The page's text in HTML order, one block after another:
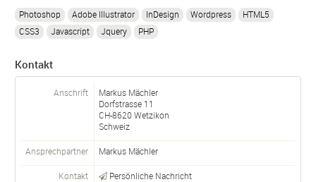
Photoshop Adobe Illustrator InDesign Wordpress
HTML5
CSS3
Javascript Jquery PHP
Kontakt
Anschrift
Markus Mächler
Dorfstrasse 11
CH-8620Wetzikon
Schweiz
Ansprechpartner Markus Mächler
Kontakt Persönliche Nachricht